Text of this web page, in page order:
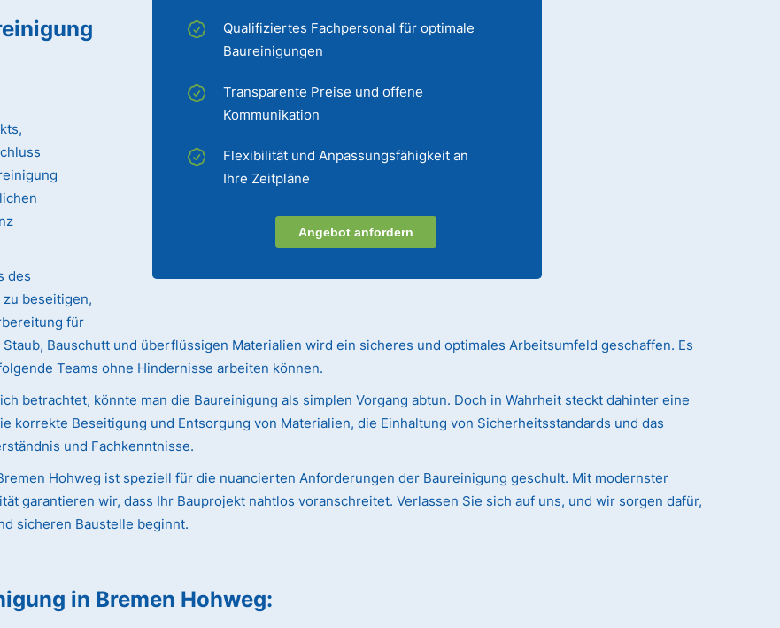
Qualifiziertes Fachpersonal für optimale
Baureinigungen
Transparente Preise und offene
Kommunikation
Flexibilität und Anpassungsfähigkeit an
Ihre Zeitpläne
Angebot anfordern
des
beseitigen,
für
Bauschutt und überflüssigen Materialien wird ein sicheres und optimales Arbeitsumfeld geschaffen. Es
Teams ohne Hindernisse arbeiten können.
betrachtet, könnte man die Baureinigung als simplen Vorgang abtun. Doch in Wahrheit steckt dahinter eine
korrekte Beseitigung und Entsorgung von Materialien, die Einhaltung von Sicherheitsstandards und das
und Fachkenntnisse.
Hohweg ist speziell für die nuancierten Anforderungen der Baureinigung geschult. Mit modernster
garantieren wir, dass Ihr Bauprojekt nahtlos voranschreitet. Verlassen Sie sich auf uns, und wir sorgen dafür,
sicheren Baustelle beginnt.
in Bremen Hohweg: